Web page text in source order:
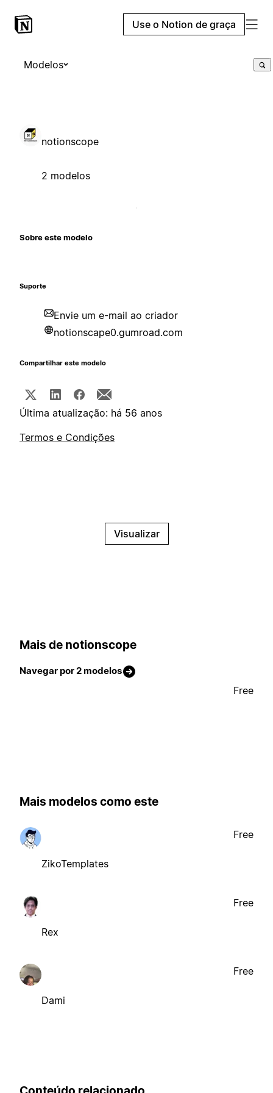
Use o Notion de graça
Modelos
notionscope
2 modelos
Sobre este modelo
Suporte
Envie um e-mail ao criador
notionscape0.gumroad.com
Compartilhar este modelo
Última atualização: há 56 anos
Termos e Condições
Visualizar
Mais de notionscope
Navegar por 2 modelos
Free
Mais modelos como este
ZikoTemplates
Free
Rex
Free
Dami
Free